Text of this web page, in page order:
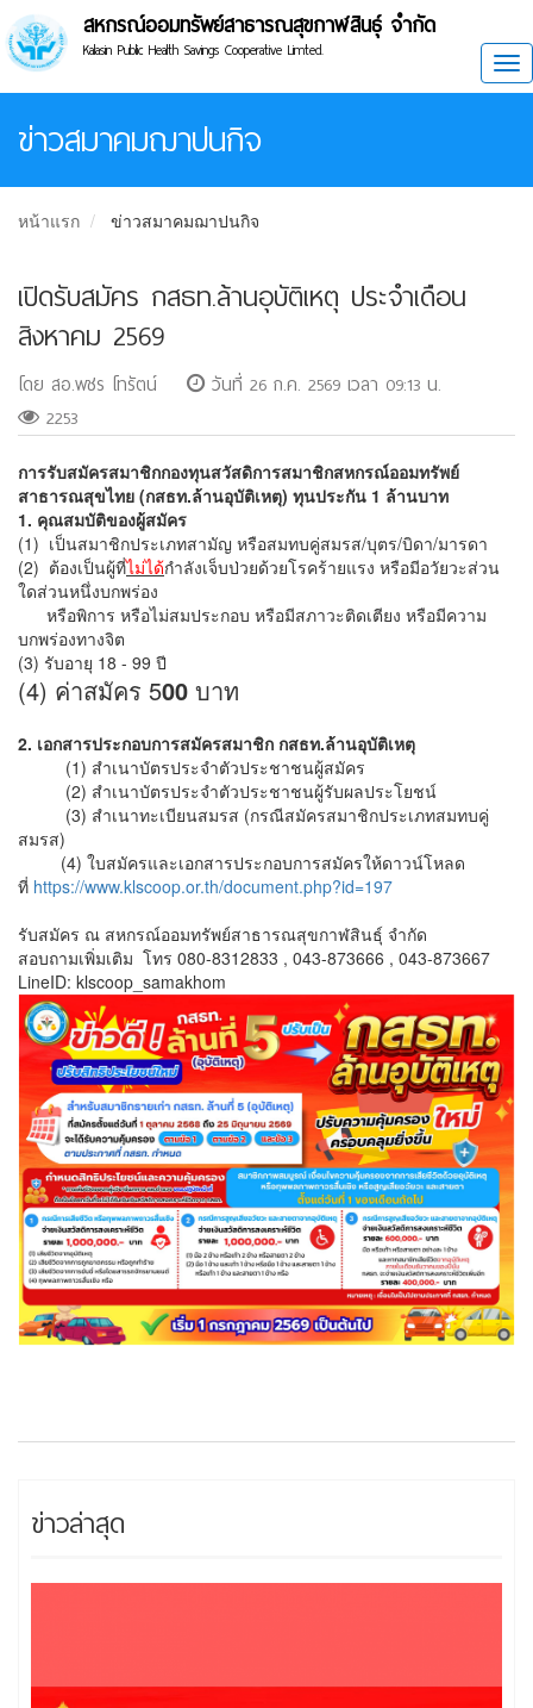
สหกรณ์ออมทรัพย์สาธารณสุขกาฬสินธุ์ จำกัด
Kalasin Public Health Savings Cooperative Limted.
ข่าวสมาคมฌาปนกิจ
หน้าแรก ข่าวสมาคมฌาปนกิจ
เปิดรับสมัคร กสธท.ล้านอุบัติเหตุ ประจำเดือน
สิงหาคม 2569
โดย สอ.พชร โทรัตน์
วันที่ 26 ก.ค. 2569 เวลา 09:13 น.
2253
การรับสมัครสมาชิกกองทุนสวัสดิการสมาชิกสหกรณ์ออมทรัพย์
สาธารณสุขไทย (กสธท.ล้านอุบัติเหตุ) ทุนประกัน 1 ล้านบาท
1. คุณสมบัติของผู้สมัคร
(1) เป็นสมาชิกประเภทสามัญ หรือสมทบคู่สมรส/บุตร/บิดา/มารดา
(2) ต้องเป็นผู้ที่ไม่ได้กำลังเจ็บป่วยด้วยโรคร้ายแรง หรือมีอวัยวะส่วน
ใดส่วนหนึ่งบกพร่อง
หรือพิการ หรือไม่สมประกอบ หรือมีสภาวะติดเตียง หรือมีความ
บกพร่องทางจิต
(3) รับอายุ 18 - 99 ปี
(4) ค่าสมัคร 500 บาท
2. เอกสารประกอบการสมัครสมาชิก กสธท.ล้านอุบัติเหตุ
(1) สำเนาบัตรประจำตัวประชาชนผู้สมัคร
(2) สำเนาบัตรประจำตัวประชาชนผู้รับผลประโยชน์
(3) สำเนาทะเบียนสมรส (กรณีสมัครสมาชิกประเภทสมทบคู่
สมรส)
(4) ใบสมัครและเอกสารประกอบการสมัครให้ดาวน์โหลด
ที่ https://www.klscoop.or.th/document.php?id=197
รับสมัคร ณ สหกรณ์ออมทรัพย์สาธารณสุขกาฬสินธุ์ จำกัด
สอบถามเพิ่มเติม โทร 080-8312833 , 043-873666 , 043-873667
LineID: klscoop_samakhom
ข่าวล่าสุด